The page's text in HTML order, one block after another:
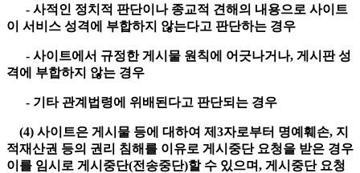
- 사적인 정치적 판단이나 종교적 견해의 내용으로 사이트
이 서비스 성격에 부합하지 않는다고 판단하는 경우
- 사이트에서 규정한 게시물 원칙에 어긋나거나, 게시판 성
격에 부합하지 않는 경우
- 기타 관계법령에 위배된다고 판단되는 경우
(4) 사이트은 게시물 등에 대하여 제3자로부터 명예훼손, 지
적재산권 등의 권리 침해를 이유로 게시중단 요청을 받은 경우
이를 임시로 게시중단(전송중단)할 수 있으며, 게시중단 요청